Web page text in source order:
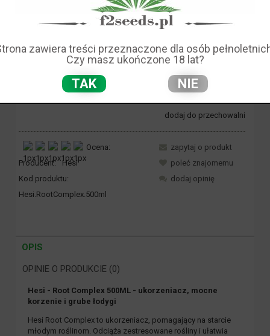
brak towaru
49,00 zł
dodaj do przechowalni
Ocena:
Producent: Hesi
Kod produktu:
Hesi.RootComplex.500ml
zapytaj o produkt
poleć znajomemu
dodaj opinię
OPIS
OPINIE O PRODUKCIE (0)
Hesi - Root Complex 500ML - ukorzeniacz, mocne
korzenie i grube łodygi
Hesi Root Complex to ukorzeniacz, pomagający na starcie
młodym roślinom. Odciąża zestresowane rośliny i ułatwia
zawiera treści przeznaczone dla osób
Czy masz ukończone 18 lat?
TAK NIE